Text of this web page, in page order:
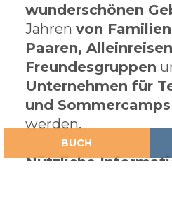
wunderschönen
Jahren von
Paaren,
Freundesgruppen
Unternehmen für
und Sommercamps
werden.
Nützliche
BUCH